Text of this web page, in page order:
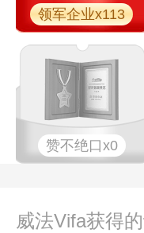
领军企业x113
赞不绝口x0
威法Vifa获得